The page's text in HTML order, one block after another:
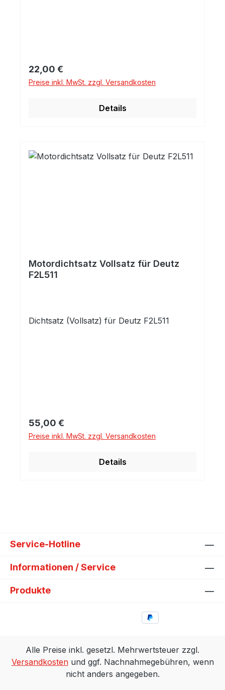
Regulärer Preis:
22,00 €
Preise inkl. MwSt. zzgl. Versandkosten
Details
Motordichtsatz Vollsatz für Deutz
F2L511
Dichtsatz (Vollsatz) für Deutz F2L511
Regulärer Preis:
55,00 €
Preise inkl. MwSt. zzgl. Versandkosten
Details
Service-Hotline
Informationen / Service
Produkte
Alle Preise inkl. gesetzl. Mehrwertsteuer zzgl.
Versandkostenund ggf. Nachnahmegebühren, wenn
nicht anders angegeben.